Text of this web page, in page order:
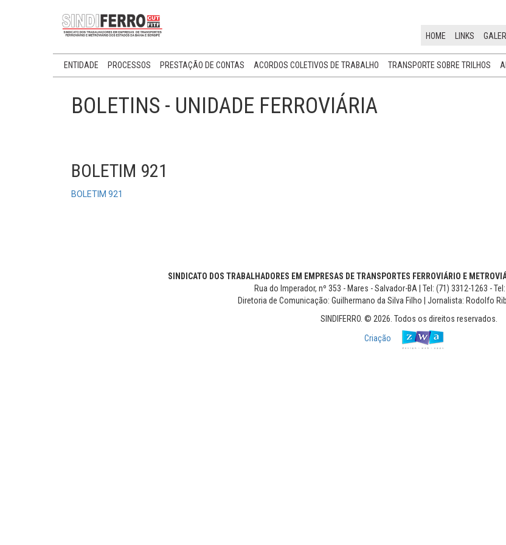
HOME LINKS
ENTIDADE PROCESSOS PRESTAÇÃO DE CONTAS ACORDOS COLETIVOS DE TRABALHO TRANSPORTE SOBRE TRILHOS
BOLETINS - UNIDADE FERROVIÁRIA
BOLETIM 921
BOLETIM 921
SINDICATO DOS TRABALHADORES EM EMPRESAS DE TRANSPORTES FERROVIÁRIO E
Rua do Imperador, nº 353 - Mares - Salvador-BA | Tel: (71) 3312-1263 -
Diretoria de Comunicação: Guilhermano da Silva Filho | Jornalista: Rodolfo
SINDIFERRO. © 2026. Todos os direitos reservados.
Criação